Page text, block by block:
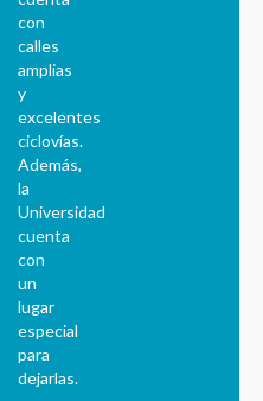
con
calles
amplias
y
excelentes
ciclovías.
Además,
la
Universidad
cuenta
con
un
lugar
especial
para
dejarlas.